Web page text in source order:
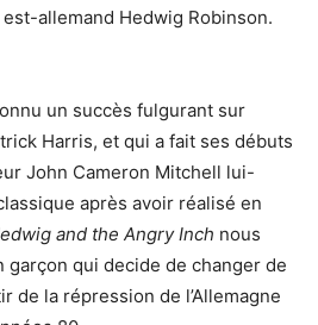
allemand Hedwig Robinson.
un succès fulgurant sur
Harris, et qui a fait ses débuts
John Cameron Mitchell lui-
après avoir réalisé en
and the Angry Inch nous
garçon qui decide de changer de
de la répression de l’Allemagne